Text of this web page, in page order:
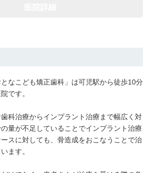
となこども矯正歯科」は可児駅から徒歩10分
です。
科治療からインプラント治療まで幅広く対
量が不足していることでインプラント治療
スに対しても、骨造成をおこなうことで治
ます。